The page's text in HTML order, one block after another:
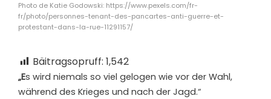
Photo de Katie Godowski: https://www.pexels.com/fr-
fr/photo/personnes-tenant-des-pancartes-anti-guerre-et-
protestant-dans-la-rue-11291157/
Bäitragsopruff: 1,542
„Es wird niemals so viel gelogen wie vor der Wahl,
während des Krieges und nach der Jagd.“